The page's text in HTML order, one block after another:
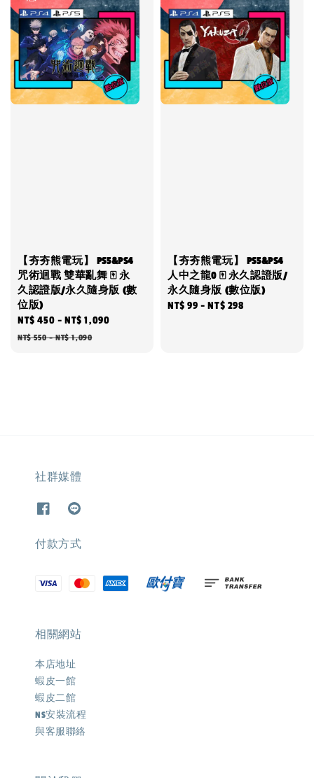
【夯夯熊電玩】 PS5&PS4
咒術迴戰 雙華亂舞 🀄 永
久認證版/永久隨身版 (數
位版)
Sale
price
NT$ 450 -NT$ 1,090
NT$ 550-NT$ 1,090
【夯夯熊電玩】 PS5&PS4
人中之龍0 🀄 永久認證版/
永久隨身版 (數位版)
Regular
NT$ 99 -NT$ 298
社群媒體
付款方式
相關網站
本店地址
蝦皮一館
蝦皮二館
NS安裝流程
與客服聯絡